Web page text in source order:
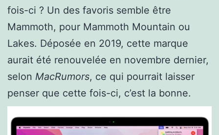
fois-ci ? Un des favoris semble être
Mammoth, pour Mammoth Mountain ou
Lakes. Déposée en 2019, cette marque
aurait été renouvelée en novembre dernier,
selon MacRumors, ce qui pourrait laisser
penser que cette fois-ci, c’est la bonne.